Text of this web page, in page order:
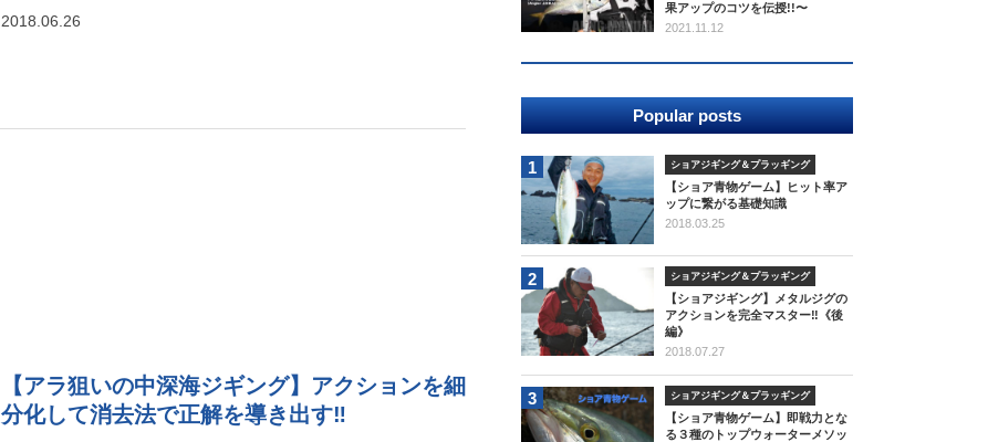
2018.06.26
【アラ狙いの中深海ジギング】アクションを細
分化して消去法で正解を導き出す‼
果アップのコツを伝授!!〜
2021.11.12
Popular posts
1 ショアジギング＆プラッギング
【ショア青物ゲーム】ヒット率ア
ップに繋がる基礎知識
2018.03.25
2 ショアジギング＆プラッギング
【ショアジギング】メタルジグの
アクションを完全マスター‼《後
編》
2018.07.27
3 ショアジギング＆プラッギング
【ショア青物ゲーム】即戦力とな
る３種のトップウォーターメソッ